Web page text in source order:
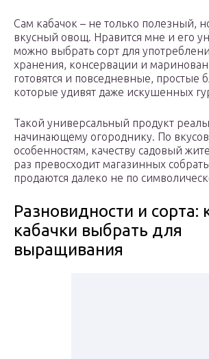
Сам кабачок – не только полезный,
вкусный овощ. Нравится мне и его
можно выбрать сорт для
хранения, консервации и
готовятся и повседневные, простые
которые удивят даже искушенных
Такой универсальный продукт
начинающему огороднику. По
особенностям, качеству садовый
раз превосходит магазинных
продаются далеко не по
Разновидности и сорта:
кабачки выбрать для
выращивания